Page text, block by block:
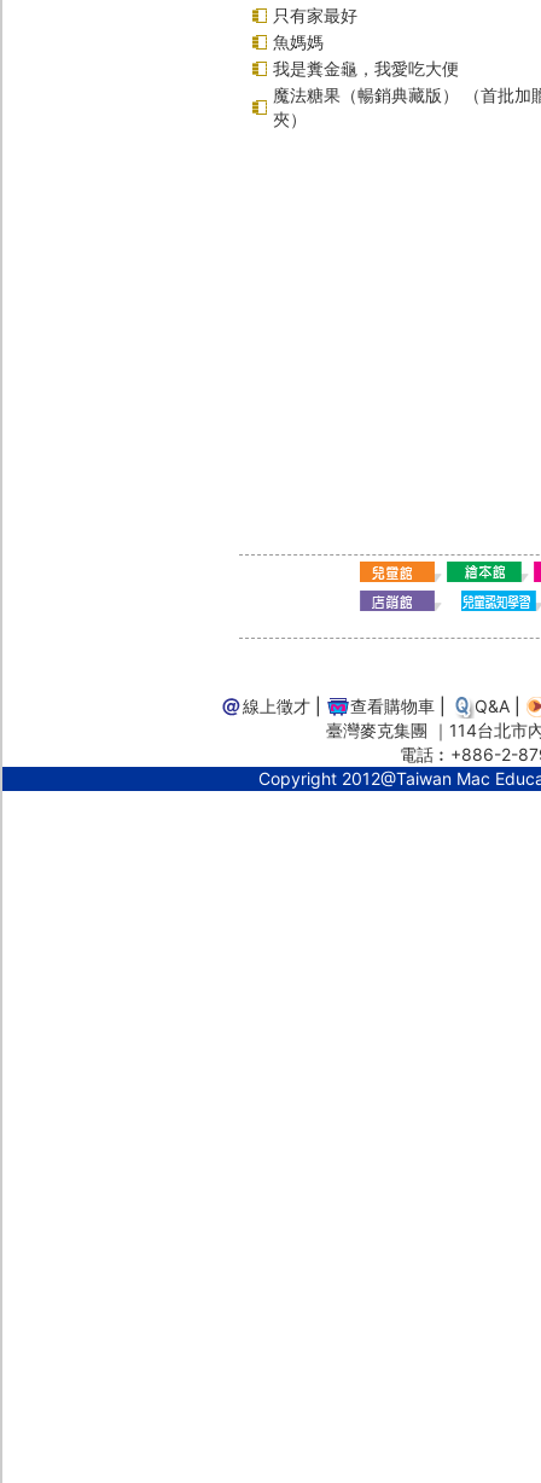
只有家最好
魚媽媽
我是糞金龜，我愛吃大便
魔法糖果（暢銷典藏版） （首批加
夾）
線上徵才 查看購物車 Q&A
臺灣麥克集團 ｜114台北
電話︰+886-2-
Copyright 2012@Taiwan Mac